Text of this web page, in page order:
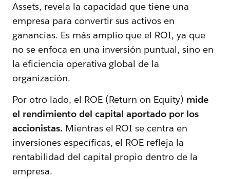
Assets, revela la capacidad que tiene una
empresa para convertir sus activos en
ganancias. Es más amplio que el ROI, ya que
no se enfoca en una inversión puntual, sino en
la eficiencia operativa global de la
organización.
Por otro lado, el ROE (Return on Equity) mide
el rendimiento del capital aportado por los
accionistas. Mientras el ROI se centra en
inversiones específicas, el ROE refleja la
rentabilidad del capital propio dentro de la
empresa.